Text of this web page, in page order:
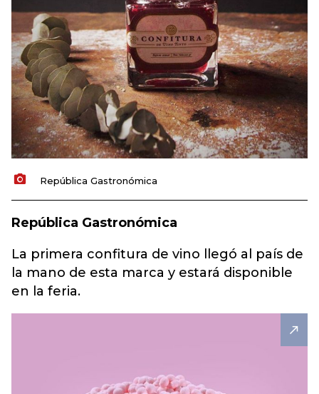
República Gastronómica
República Gastronómica
La primera confitura de vino llegó al país de
la mano de esta marca y estará disponible
en la feria.